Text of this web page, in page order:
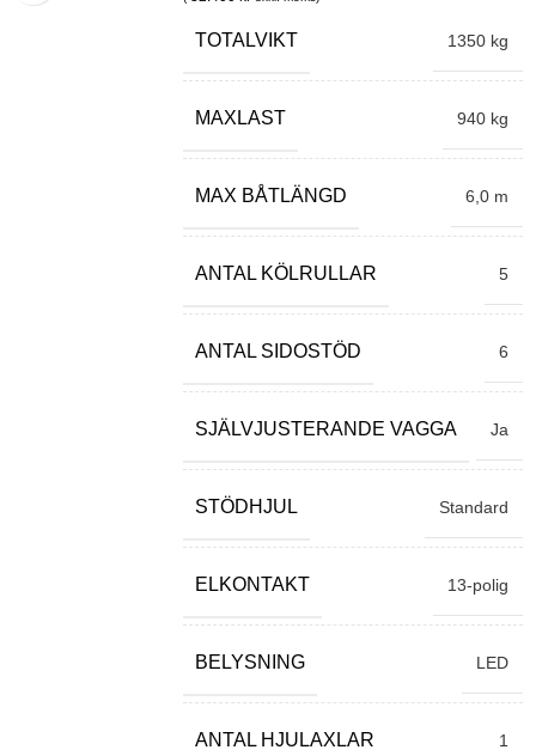
TOTALVIKT 1350 kg
MAXLAST 940 kg
MAX BÅTLÄNGD 6,0 m
ANTAL KÖLRULLAR 5
ANTAL SIDOSTÖD 6
SJÄLVJUSTERANDE VAGGA Ja
STÖDHJUL Standard
ELKONTAKT 13-polig
BELYSNING LED
ANTAL HJULAXLAR 1